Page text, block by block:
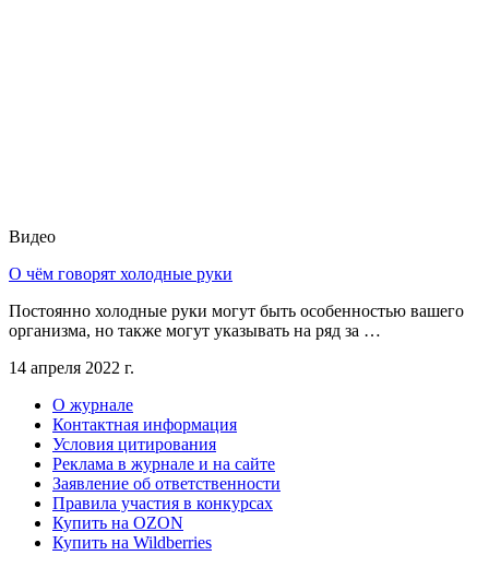
Видео
О чём говорят холодные руки
Постоянно холодные руки могут быть особенностью вашего
организма, но также могут указывать на ряд за …
14 апреля 2022 г.
О журнале
Контактная информация
Условия цитирования
Реклама в журнале и на сайте
Заявление об ответственности
Правила участия в конкурсах
Купить на OZON
Купить на Wildberries